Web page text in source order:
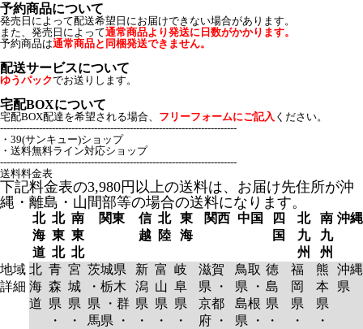
予約商品について
発売日によって配送希望日にお届けできない場合があります。
また、発売日によって通常商品より発送に日数がかかります。
予約商品は通常商品と同梱発送できません。
配送サービスについて
ゆうパックでお送りします。
宅配BOXについて
宅配BOX配達を希望される場合、 フリーフォームにご記入 ください。
-------------------------------------------------------------------------
・39(サンキュー)ショップ
・送料無料ライン対応ショップ
-------------------------------------------------------------------------
送料料金表
下記料金表の3,980円以上の送料は、お届け先住所が沖
縄・離島・山間部等の場合の送料になります。
北
海
道
北
東
北
南
東
北
関東
信
越
北
陸
東
海
関西 中国
四
国
北
九
州
南
九
州
沖縄
地域
詳細
北
海
道
青
森
県
・
宮
城
県
・
茨城県
・栃木
県 ・群
馬県 ・
新
潟
県
・
富
山
県
・
岐
阜
県
・
滋賀
県 ・
京都
府 ・
鳥取
県 ・
島根
県 ・
徳
島
県
・
福
岡
県
・
熊
本
県
・
沖縄
県